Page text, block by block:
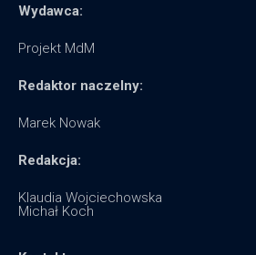
Wydawca:
Projekt MdM
Redaktor naczelny:
Marek Nowak
Redakcja:
Klaudia Wojciechowska
Michał Koch